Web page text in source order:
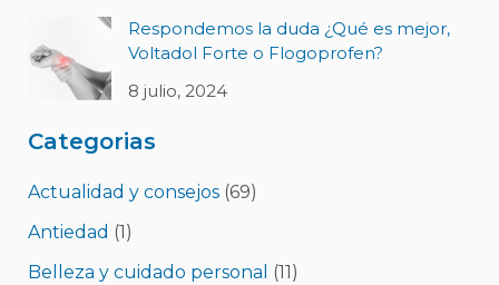
Respondemos la duda ¿Qué es mejor,
Voltadol Forte o Flogoprofen?
8 julio, 2024
Categorias
Actualidad y consejos(69)
Antiedad (1)
Belleza y cuidado personal (11)